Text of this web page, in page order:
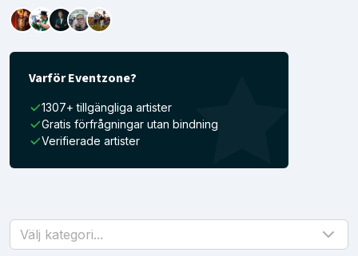
Varför Eventzone?
1307+ tillgängliga artister
Gratis förfrågningar utan bindning
Verifierade artister
Välj kategori...